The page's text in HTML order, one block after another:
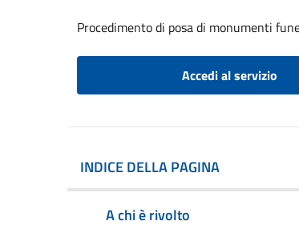
Procedimento di posa di monumenti
Accedi al servizio
INDICE DELLA PAGINA
A chi è rivolto